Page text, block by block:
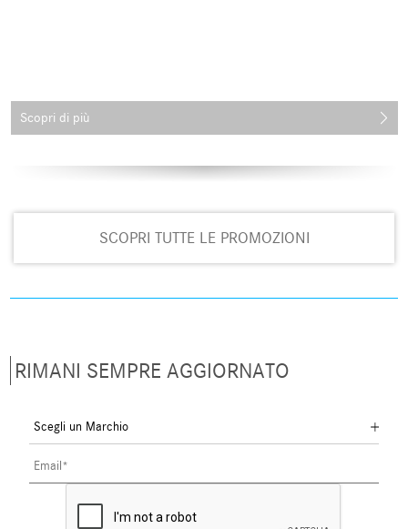
Scopri di più
SCOPRI TUTTE LE PROMOZIONI
RIMANI SEMPRE AGGIORNATO